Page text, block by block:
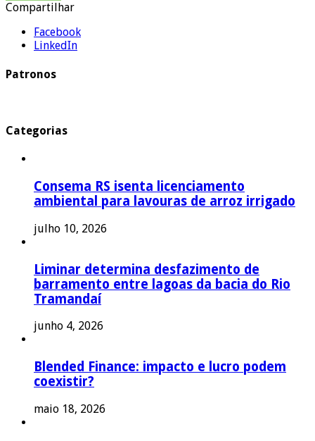
Compartilhar
Facebook
LinkedIn
Patronos
Categorias
Consema RS isenta licenciamento
ambiental para lavouras de arroz irrigado
julho 10, 2026
Liminar determina desfazimento de
barramento entre lagoas da bacia do Rio
Tramandaí
junho 4, 2026
Blended Finance: impacto e lucro podem
coexistir?
maio 18, 2026